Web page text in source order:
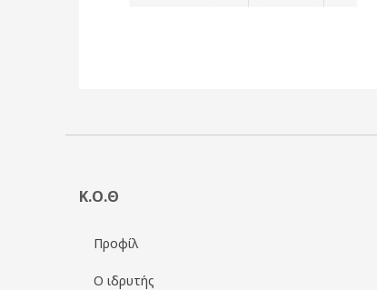
Κ.Ο.Θ
Προφίλ
Ο ιδρυτής